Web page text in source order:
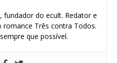
do ecult. Redator e
Três contra Todos.
que possível.